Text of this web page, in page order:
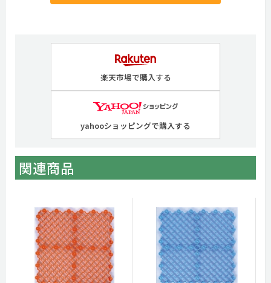
楽天市場で購入する
yahooショッピングで購入する
関連商品